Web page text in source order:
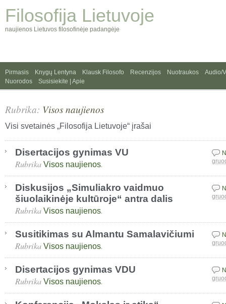
Filosofija Lietuvoje
naujienos Lietuvos filosofinėje padangėje
Pirmasis Knygų Lentyna Klausk Filosofo Recenzijos Nuotraukos
Audio/
Nuorodos
Susisiekite | Apie
Rubrika: Visos naujienos
Visi svetainės „Filosofija Lietuvoje“ įrašai
Disertacijos gynimas VU
Rubrika Visos naujienos.
Diskusijos „Simuliakro vaidmuo
šiuolaikinėje kultūroje“ antra dalis
Rubrika Visos naujienos.
Susitikimas su Almantu Samalavičiumi
Rubrika Visos naujienos.
Disertacijos gynimas VDU
Rubrika Visos naujienos.